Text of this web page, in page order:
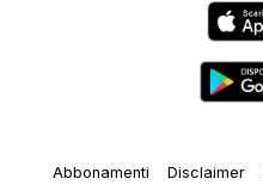
Abbonamenti Disclaimer